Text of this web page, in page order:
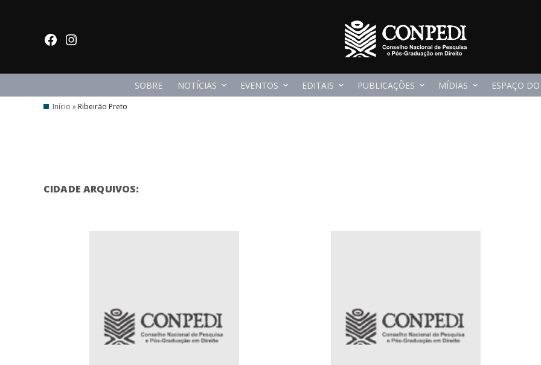
facebookInstagram
SOBRE NOTÍCIAS EVENTOS EDITAIS PUBLICAÇÕES MÍDIAS ESPAÇO
Início » Ribeirão Preto
CIDADE ARQUIVOS: